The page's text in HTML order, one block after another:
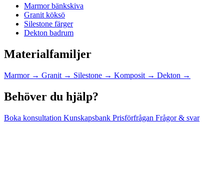
Marmor bänkskiva
Granit köksö
Silestone färger
Dekton badrum
Materialfamiljer
Marmor → Granit → Silestone → Komposit → Dekton →
Behöver du hjälp?
Boka konsultation Kunskapsbank Prisförfrågan Frågor & svar